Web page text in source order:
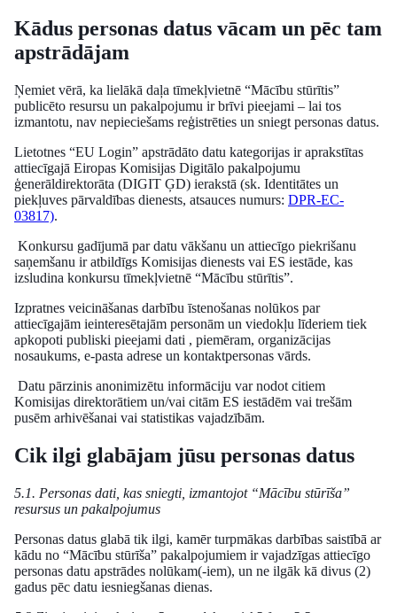
Kādus personas datus vācam un pēc tam
apstrādājam
Ņemiet vērā, ka lielākā daļa tīmekļvietnē “Mācību stūrītis”
publicēto resursu un pakalpojumu ir brīvi pieejami – lai tos
izmantotu, nav nepieciešams reģistrēties un sniegt personas datus.
Lietotnes “EU Login” apstrādāto datu kategorijas ir aprakstītas
attiecīgajā Eiropas Komisijas Digitālo pakalpojumu
ģenerāldirektorāta (DIGIT ĢD) ierakstā (sk. Identitātes un
piekļuves pārvaldības dienests, atsauces numurs: DPR-EC-
03817).
Konkursu gadījumā par datu vākšanu un attiecīgo piekrišanu
saņemšanu ir atbildīgs Komisijas dienests vai ES iestāde, kas
izsludina konkursu tīmekļvietnē “Mācību stūrītis”.
Izpratnes veicināšanas darbību īstenošanas nolūkos par
attiecīgajām ieinteresētajām personām un viedokļu līderiem tiek
apkopoti publiski pieejami dati , piemēram, organizācijas
nosaukums, e-pasta adrese un kontaktpersonas vārds.
Datu pārzinis anonimizētu informāciju var nodot citiem
Komisijas direktorātiem un/vai citām ES iestādēm vai trešām
pusēm arhivēšanai vai statistikas vajadzībām.
Cik ilgi glabājam jūsu personas datus
5.1. Personas dati, kas sniegti, izmantojot “Mācību stūrīša”
resursus un pakalpojumus
Personas datus glabā tik ilgi, kamēr turpmākas darbības saistībā ar
kādu no “Mācību stūrīša” pakalpojumiem ir vajadzīgas attiecīgo
personas datu apstrādes nolūkam(-iem), un ne ilgāk kā divus (2)
gadus pēc datu iesniegšanas dienas.